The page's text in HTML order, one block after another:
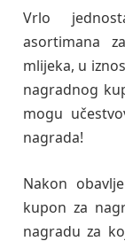
Vrlo
asortimana
mlijeka, u
nagradnog
mogu
nagrada!
Nakon
kupon za
nagradu za